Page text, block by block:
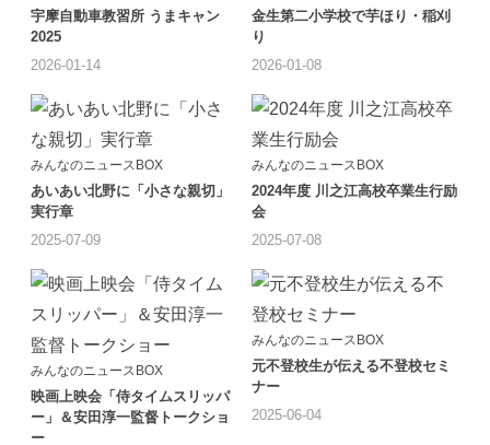
宇摩自動車教習所 うまキャン
2025
2026-01-14
金生第二小学校で芋ほり・稲刈
り
2026-01-08
みんなのニュースBOX
あいあい北野に「小さな親切」
実行章
2025-07-09
みんなのニュースBOX
2024年度 川之江高校卒業生行励
会
2025-07-08
みんなのニュースBOX
映画上映会「侍タイムスリッパ
ー」＆安田淳一監督トークショ
ー
みんなのニュースBOX
元不登校生が伝える不登校セミ
ナー
2025-06-04